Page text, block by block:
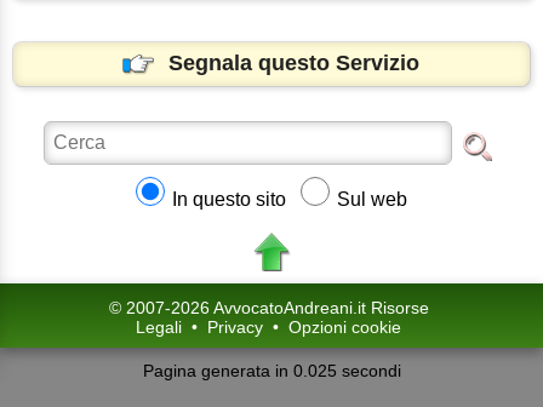
Segnala questo Servizio
In questo sito Sul web
© 2007-2026 AvvocatoAndreani.it Risorse
Legali • Privacy • Opzioni cookie
Pagina generata in 0.025 secondi